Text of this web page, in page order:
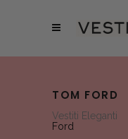
TOM FORD
Vestiti Eleganti
Ford